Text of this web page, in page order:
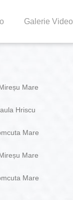
Galerie Video
Mare
Hriscu
Mare
Mare
Mare